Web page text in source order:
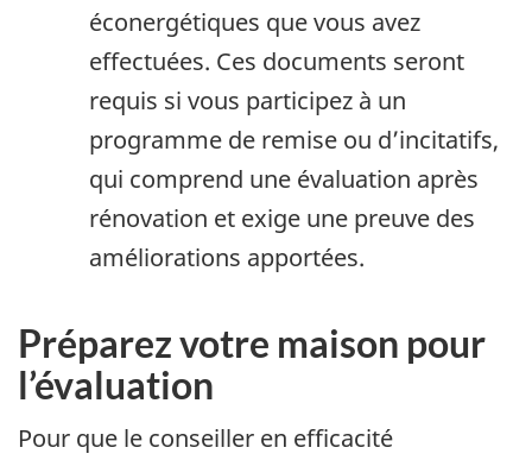
éconergétiques que vous avez
effectuées. Ces documents seront
requis si vous participez à un
programme de remise ou d’incitatifs,
qui comprend une évaluation après
rénovation et exige une preuve des
améliorations apportées.
Préparez votre maison pour
l’évaluation
Pour que le conseiller en efficacité